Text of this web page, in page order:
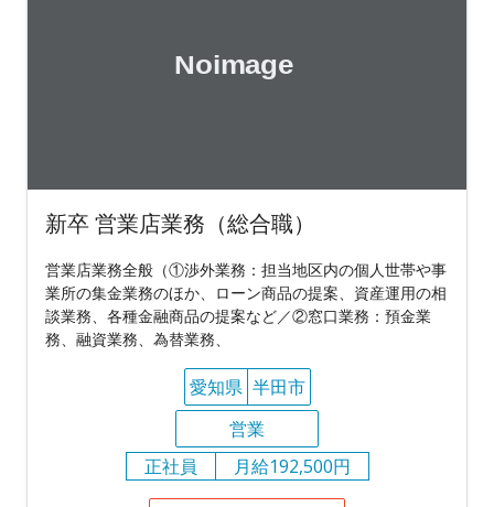
新卒 営業店業務（総合職）
営業店業務全般（①渉外業務：担当地区内の個人世帯や事
業所の集金業務のほか、ローン商品の提案、資産運用の相
談業務、各種金融商品の提案など／②窓口業務：預金業
務、融資業務、為替業務、
愛知県 半田市
営業
正社員
月給192,500円